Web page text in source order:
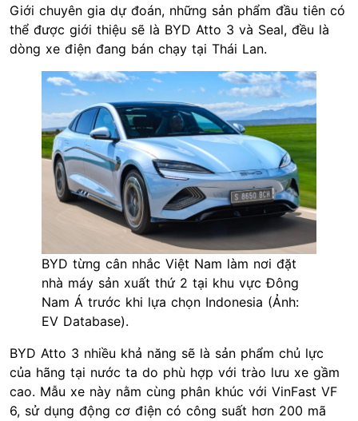
Giới chuyên gia dự đoán, những sản phẩm đầu tiên có
thể được giới thiệu sẽ là BYD Atto 3 và Seal, đều là
dòng xe điện đang bán chạy tại Thái Lan.
BYD từng cân nhắc Việt Nam làm nơi đặt
nhà máy sản xuất thứ 2 tại khu vực Đông
Nam Á trước khi lựa chọn Indonesia (Ảnh:
EV Database).
BYD Atto 3 nhiều khả năng sẽ là sản phẩm chủ lực
của hãng tại nước ta do phù hợp với trào lưu xe gầm
cao. Mẫu xe này nằm cùng phân khúc với VinFast VF
6, sử dụng động cơ điện có công suất hơn 200 mã